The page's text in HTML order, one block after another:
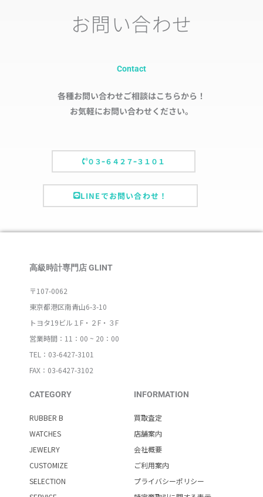
お問い合わせ
Contact
各種お問い合わせご相談はこちらから！
お気軽にお問い合わせください。
０３ｰ６４２７ｰ３１０１
LINEでお問い合わせ！
高級時計専門店 GLINT
〒107-0062
東京都港区南青山6-3-10
トヨタ19ビル１F・２F・３F
営業時間：11：00 ~ 20：00
TEL：03-6427-3101
FAX：03-6427-3102
CATEGORY
RUBBER B
WATCHES
JEWELRY
CUSTOMIZE
SELECTION
INFORMATION
買取査定
店舗案内
会社概要
ご利用案内
プライバシーポリシー